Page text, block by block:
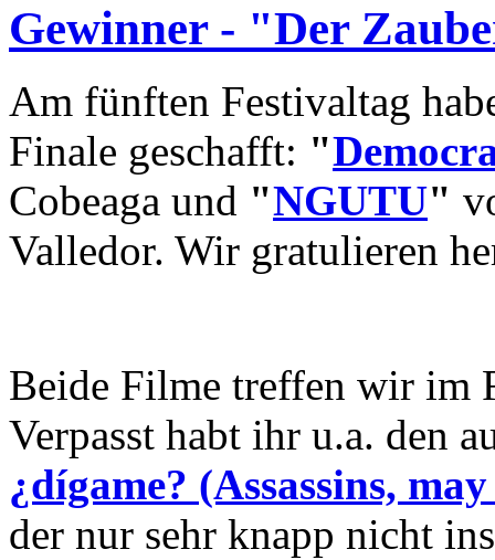
Gewinner - "Der
Am fünften Festivaltag
Finale geschafft: "
Cobeaga und "NGUTU"
Valledor. Wir gratulieren
Beide Filme treffen wir im
Verpasst habt ihr u.a. den
¿dígame? (Assassins,
der nur sehr knapp nicht